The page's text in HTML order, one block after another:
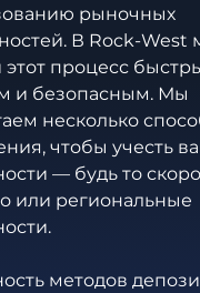
рыночных
В Rock-West
этот процесс
и безопасным. Мы
несколько
чтобы учесть
— будь то
или региональные
методов